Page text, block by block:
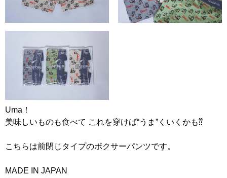
Uma！
美味しいものも食べて これを穿けば“うま”くいくかも⁇
こちらは前閉じタイプのボクサーパンツです。
MADE IN JAPAN